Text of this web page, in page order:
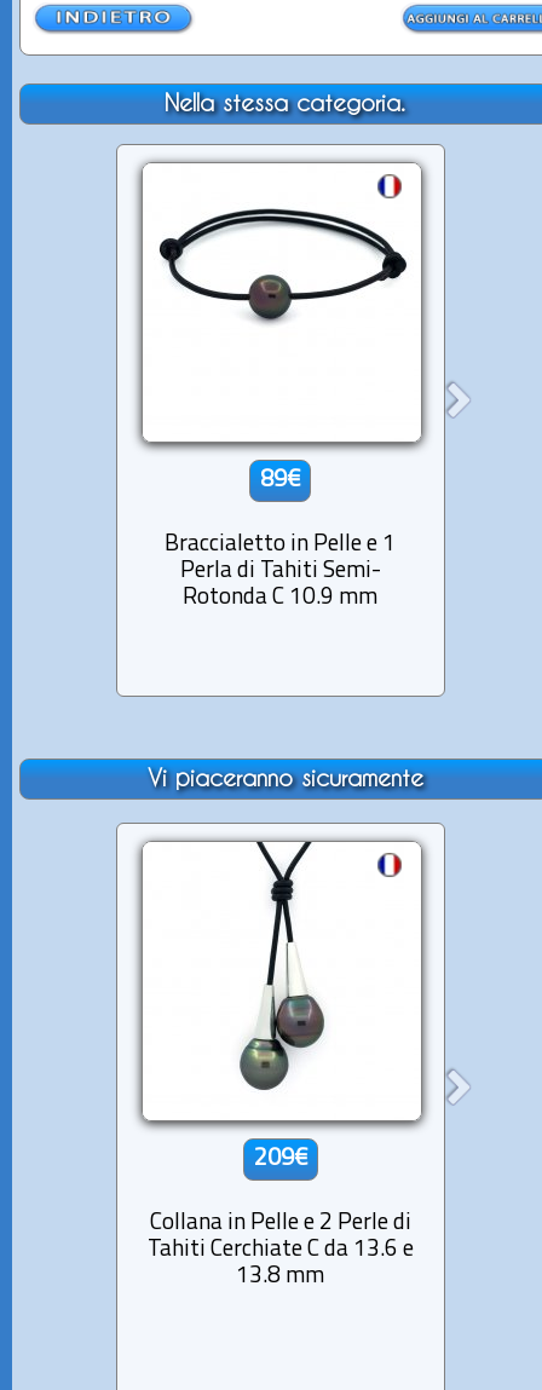
Nella stessa categoria.
89€
Braccialetto in Pelle e 1
Perla di Tahiti Semi-
Rotonda C 10.9 mm
Vi piaceranno sicuramente
209€
Collana in Pelle e 2 Perle di
Tahiti Cerchiate C da 13.6 e
13.8 mm